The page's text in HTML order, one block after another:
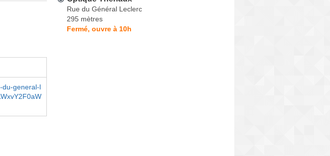
general-l
Rue du Général Leclerc
295 mètres
Fermé, ouvre à 10h